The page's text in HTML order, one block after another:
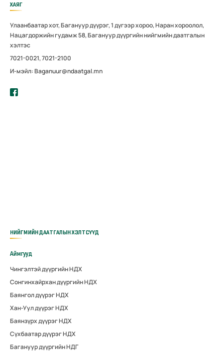
ХАЯГ
Улаанбаатар хот, Багануур дүүрэг, 1 дүгээр хороо, Наран хороолол,
Нацагдоржийн гудамж 58, Багануур дүүргийн нийгмийн даатгалын
хэлтэс
7021-0021, 7021-2100
И-мэйл: Baganuur@ndaatgal.mn
НИЙГМИЙН ДААТГАЛЫН ХЭЛТСҮҮД
Аймгууд
Чингэлтэй дүүргийн НДХ
Сонгинхайрхан дүүргийн НДХ
Баянгол дүүрэг НДХ
Хан-Уул дүүрэг НДХ
Баянзүрх дүүрэг НДХ
Сүхбаатар дүүрэг НДХ
Багануур дүүргийн НДГ